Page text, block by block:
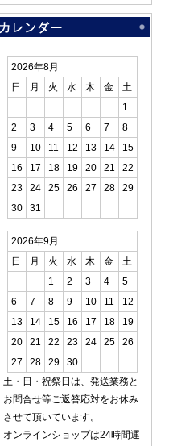
2026年8月
日
月 火 水 木 金
土
1
2
3 4 5 6 7
8
9
10 11 12 13 14
15
16
17 18 19 20 21
22
23
24 25 26 27 28
29
30
31
2026年9月
日
月 火 水 木 金
土
1
2 3 4
5
6
7 8 9 10 11
12
13
14 15 16 17 18
19
20
21 22 23 24 25
26
27
28 29
30
土・日・祝祭日は、発送業務と
お問合せ等ご返答応対をお休み
させて頂いています。
オンラインショップは24時間運